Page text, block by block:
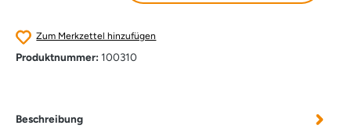
Zum Merkzettel hinzufügen
Produktnummer: 100310
Beschreibung